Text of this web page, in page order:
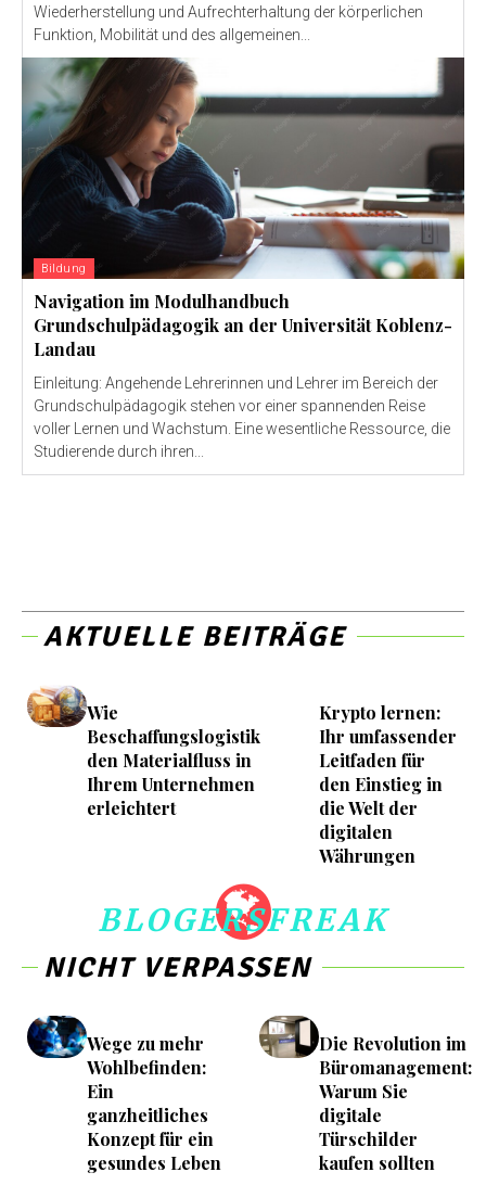
Wiederherstellung und Aufrechterhaltung der körperlichen
Funktion, Mobilität und des allgemeinen...
Bildung
Navigation im Modulhandbuch
Grundschulpädagogik an der Universität Koblenz-
Landau
Einleitung: Angehende Lehrerinnen und Lehrer im Bereich der
Grundschulpädagogik stehen vor einer spannenden Reise
voller Lernen und Wachstum. Eine wesentliche Ressource, die
Studierende durch ihren...
AKTUELLE BEITRÄGE
Wie
Beschaffungslogistik
den Materialfluss in
Ihrem Unternehmen
erleichtert
Krypto lernen:
Ihr umfassender
Leitfaden für
den Einstieg in
die Welt der
digitalen
Währungen
BLOGERSFREAK
NICHT VERPASSEN
Wege zu mehr
Wohlbefinden:
Ein
ganzheitliches
Konzept für ein
gesundes Leben
Die Revolution im
Büromanagement:
Warum Sie
digitale
Türschilder
kaufen sollten